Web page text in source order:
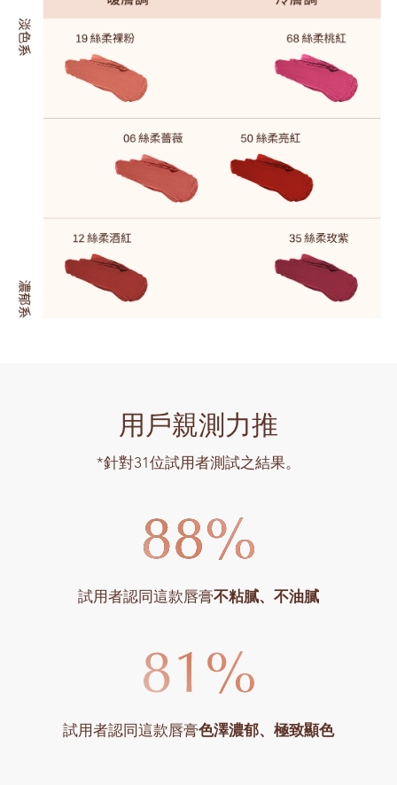
用戶親測力推
*針對31位試用者測試之結果。
試用者認同這款唇膏不粘膩、不油膩
試用者認同這款唇膏色澤濃郁、極致顯色